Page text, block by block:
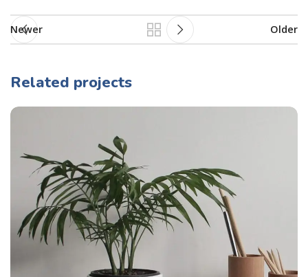
Newer Older
Related projects